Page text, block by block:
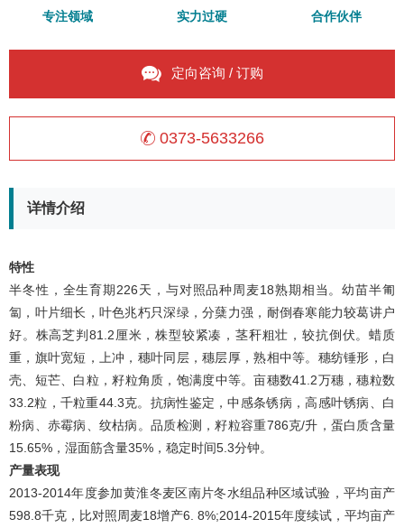
专注领域 实力过硬 合作伙伴
定向咨询 / 订购
0373-5633266
详情介绍
特性
半冬性，全生育期226天，与对照品种周麦18熟期相当。幼苗半匍
匐，叶片细长，叶色兆朽只深绿，分蘖力强，耐倒春寒能力较葛讲户
好。株高芝判81.2厘米，株型较紧凑，茎秆粗壮，较抗倒伏。蜡质
重，旗叶宽短，上冲，穗叶同层，穗层厚，熟相中等。穗纺锤形，白
壳、短芒、白粒，籽粒角质，饱满度中等。亩穗数41.2万穗，穗粒数
33.2粒，千粒重44.3克。抗病性鉴定，中感条锈病，高感叶锈病、白
粉病、赤霉病、纹枯病。品质检测，籽粒容重786克/升，蛋白质含量
15.65%，湿面筋含量35%，稳定时间5.3分钟。
产量表现
2013-2014年度参加黄淮冬麦区南片冬水组品种区域试验，平均亩产
598.8千克，比对照周麦18增产6. 8%;2014-2015年度续试，平均亩产